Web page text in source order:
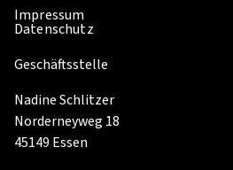
Impressum
Datenschutz
Geschäftsstelle
Nadine Schlitzer
Norderneyweg 18
45149 Essen